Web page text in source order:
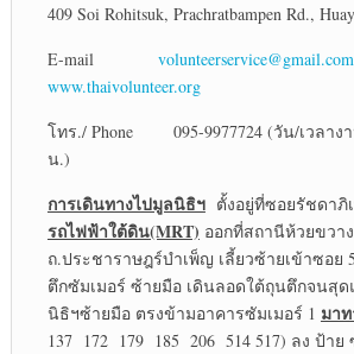
409 Soi Rohitsuk, Prachratbampen Rd.,
E-mail volunteerservice@gmail.com
www.thaivolunteer.org
โทร./ Phone 095-9977724 (วัน/เวลางา
น.)
การเดินทางไปมูลนิธิฯตั้งอยู่ที่ซอยรัชดาภิ
รถไฟฟ้าใต้ดิน(MRT) ออกที่สถานีห้วยขวา
ถ.ประชาราษฎร์บำเพ็ญ เลี้ยวซ้ายเข้าซอย
ตึกซัมเมอร์ ซ้ายมือ เดินลอดใต้ถุนตึกจนสุด
นิธิฯซ้ายมือ ตรงข้ามอาคารซัมเมอร์ 1 มา
137 172 179 185 206 514 517) ลง ป้าย